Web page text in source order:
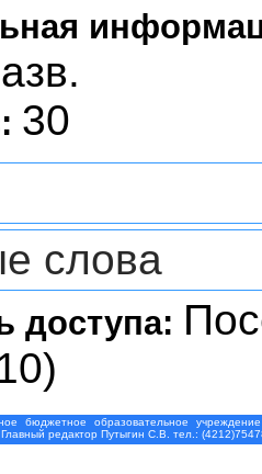
30
слова
доступа:
бюджетное образовательное
редактор Путыгин С.В. тел.: